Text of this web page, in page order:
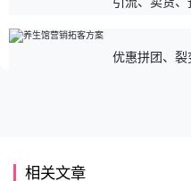
优惠拼团、
相关文章